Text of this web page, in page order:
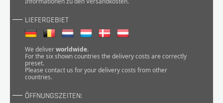
LIEFERGEBIET
We deliverworldwide.
For the six shown countries the delivery costs are correctly
preset.
Please contact us for your delivery costs from other
countries.
ÖFFNUNGSZEITEN: